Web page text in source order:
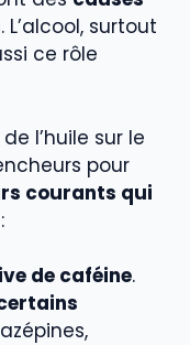
. L’alcool, surtout
ce rôle
l’huile sur le
pour
courants qui
:
de caféine.